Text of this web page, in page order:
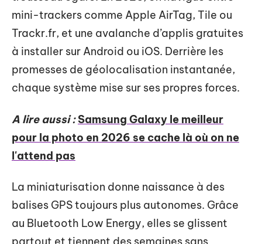
mini-trackers comme Apple AirTag, Tile ou
Trackr.fr, et une avalanche d’applis gratuites
à installer sur Android ou iOS. Derrière les
promesses de géolocalisation instantanée,
chaque système mise sur ses propres forces.
A lire aussi : Samsung Galaxy le meilleur
pour la photo en 2026 se cache là où on ne
l'attend pas
La miniaturisation donne naissance à des
balises GPS toujours plus autonomes. Grâce
au Bluetooth Low Energy, elles se glissent